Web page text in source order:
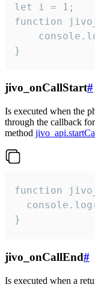
let i = 1;
function
}
jivo_onCallStart#
Is executed when the
through the callback
method
function
}
jivo_onCallEnd#
Is executed when a